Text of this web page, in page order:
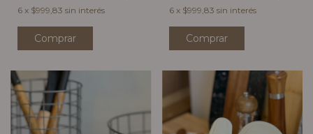
6 x $999,83 sin interés
6 x $999,83 sin interés